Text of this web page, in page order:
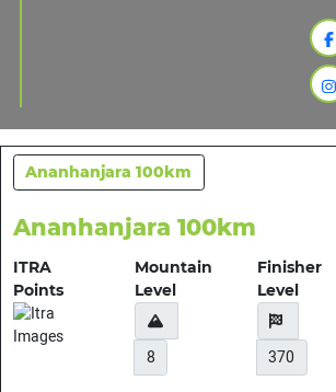
Ananhanjara 100km
Ananhanjara 100km
ITRA
Points
Mountain
Level
8
Finisher
Level
370